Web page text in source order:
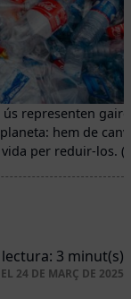
representen
hem de
per reduir-los.
3 minut(s)
24 DE MARÇ DE 2025